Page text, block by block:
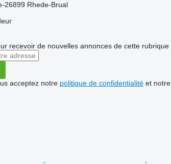
26899 Rhede-Brual
recevoir de nouvelles annonces de cette rubrique
acceptez notre politique de confidentialitéet notre